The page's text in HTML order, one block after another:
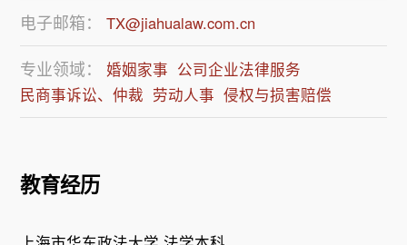
电子邮箱：
TX@jiahualaw.com.cn
专业领域： 婚姻家事 公司企业法律服务
民商事诉讼、仲裁 劳动人事 侵权与损害赔偿
教育经历